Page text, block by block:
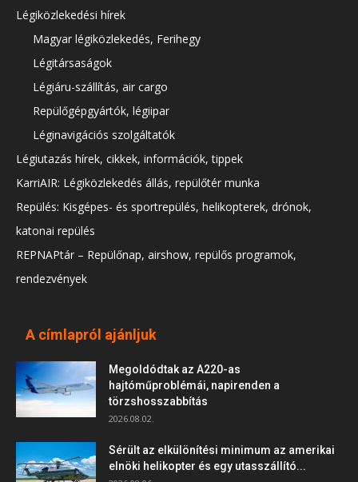
Légiközlekedési hírek
Magyar légiközlekedés, Ferihegy
Légitársaságok
Légiáru-szállítás, air cargo
Repülőgépgyártók, légiipar
Léginavigációs szolgáltatók
Légiutazás hírek, cikkek, információk, tippek
KarriAIR: Légiközlekedés állás, repülőtér munka
Repülés: Kisgépes- és sportrepülés, helikopterek, drónok,
katonai repülés
REPNAPtár – Repülőnap, airshow, repülős programok,
rendezvények
A címlapról ajánljuk
Megoldódtak az A220-as
hajtóműproblémái, napirenden a
törzshosszabbítás
2026.08.02.
Sérült az elkülönítési minimum az amerikai
elnöki helikopter és egy utasszállító...